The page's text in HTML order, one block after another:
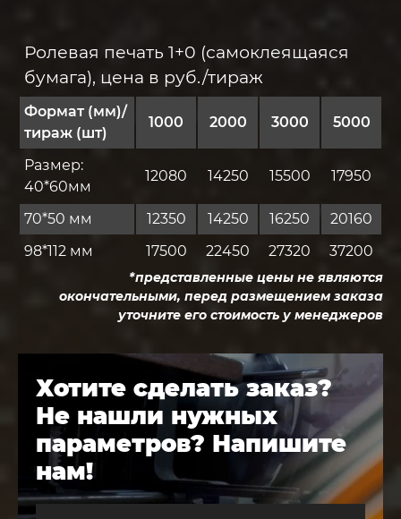
Ролевая печать 1+0 (самоклеящаяся
бумага), цена в руб./тираж
Формат (мм)/
тираж (шт)
1000 2000 3000 5000
Размер:
40*60мм
12080 14250 15500 17950
70*50 мм 12350 14250 16250
20160
98*112 мм
17500 22450 27320 37200
*представленные цены не являются
окончательными, перед размещением заказа
уточните его стоимость у менеджеров
Хотите сделать заказ?
Не нашли нужных
параметров? Напишите
нам!